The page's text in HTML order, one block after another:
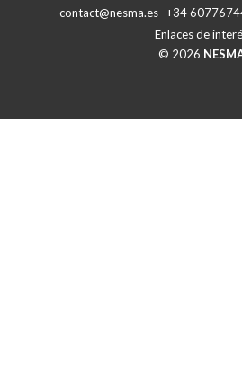
contact@nesma.es +34
Enlaces de
© 2026